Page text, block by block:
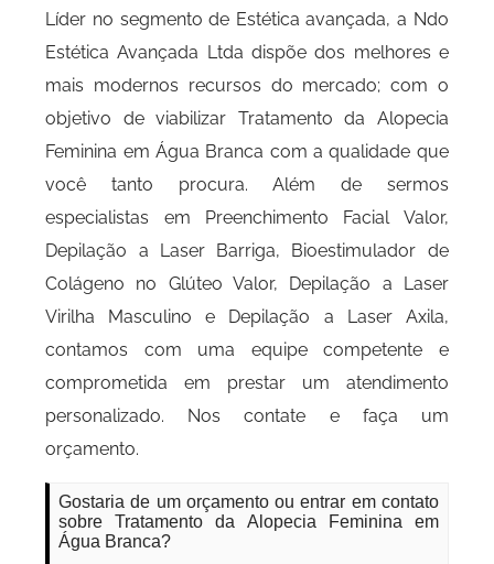
Líder no segmento de Estética avançada, a Ndo
Estética Avançada Ltda dispõe dos melhores e
mais modernos recursos do mercado; com o
objetivo de viabilizar Tratamento da Alopecia
Feminina em Água Branca com a qualidade que
você tanto procura. Além de sermos
especialistas em Preenchimento Facial Valor,
Depilação a Laser Barriga, Bioestimulador de
Colágeno no Glúteo Valor, Depilação a Laser
Virilha Masculino e Depilação a Laser Axila,
contamos com uma equipe competente e
comprometida em prestar um atendimento
personalizado. Nos contate e faça um
orçamento.
Gostaria de um orçamento ou entrar em contato
sobre Tratamento da Alopecia Feminina em
Água Branca?